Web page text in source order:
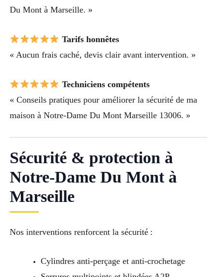
Du Mont à Marseille. »
Tarifs honnêtes
« Aucun frais caché, devis clair avant intervention. »
Techniciens compétents
« Conseils pratiques pour améliorer la sécurité de ma
maison à Notre-Dame Du Mont Marseille 13006. »
Sécurité & protection à
Notre-Dame Du Mont à
Marseille
Nos interventions renforcent la sécurité :
Cylindres anti-perçage et anti-crochetage